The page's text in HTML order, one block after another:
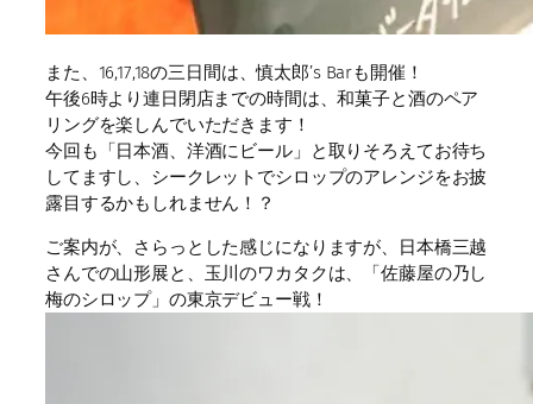
また、16,17,18の三日間は、慎太郎’s Barも開催！
午後6時より連日閉店までの時間は、和菓子と酒のペア
リングを楽しんでいただきます！
今回も「日本酒、洋酒にビール」と取りそろえてお待ち
してますし、シークレットでシロップのアレンジをお披
露目するかもしれません！？
ご案内が、さらっとした感じになりますが、日本橋三越
さんでの山形展と、玉川のワカタクは、「佐藤屋の乃し
梅のシロップ」の東京デビュー戦！